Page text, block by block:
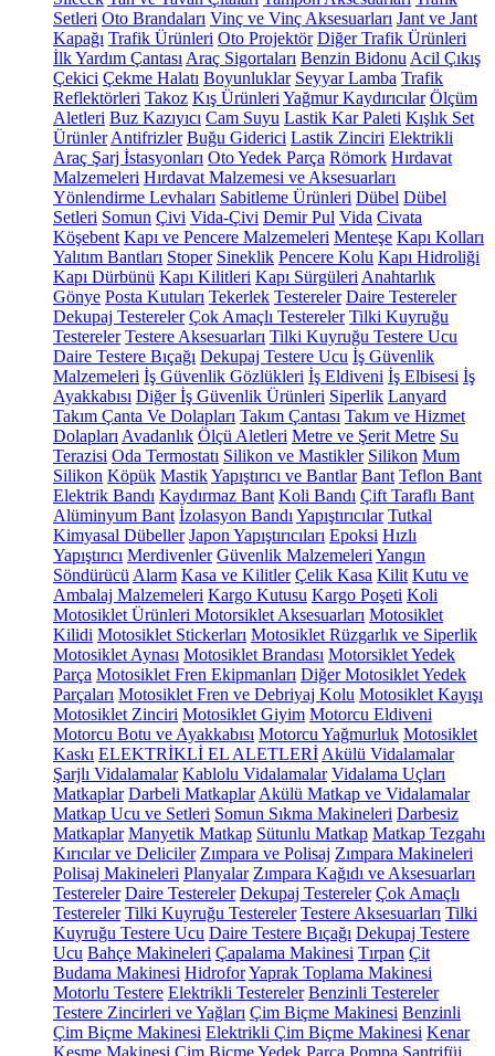
Setleri Oto Brandaları Vinç ve Vinç Aksesuarları Jant ve Jant
Kapağı Trafik Ürünleri Oto Projektör Diğer Trafik Ürünleri
İlk Yardım Çantası Araç Sigortaları Benzin Bidonu Acil Çıkış
Çekici Çekme Halatı Boyunluklar Seyyar Lamba Trafik
Reflektörleri Takoz Kış Ürünleri Yağmur Kaydırıcılar Ölçüm
Aletleri Buz Kazıyıcı Cam Suyu Lastik Kar Paleti Kışlık Set
Ürünler Antifrizler Buğu Giderici Lastik Zinciri Elektrikli
Araç Şarj İstasyonları Oto Yedek Parça Römork Hırdavat
Malzemeleri Hırdavat Malzemesi ve Aksesuarları
Yönlendirme Levhaları Sabitleme Ürünleri Dübel Dübel
Setleri Somun Çivi Vida-Çivi Demir Pul Vida Civata
Köşebent Kapı ve Pencere Malzemeleri Menteşe Kapı Kolları
Yalıtım Bantları Stoper Sineklik Pencere Kolu Kapı Hidroliği
Kapı Dürbünü Kapı Kilitleri Kapı Sürgüleri Anahtarlık
Gönye Posta Kutuları Tekerlek Testereler Daire Testereler
Dekupaj Testereler Çok Amaçlı Testereler Tilki Kuyruğu
Testereler Testere Aksesuarları Tilki Kuyruğu Testere Ucu
Daire Testere Bıçağı Dekupaj Testere Ucu İş Güvenlik
Malzemeleri İş Güvenlik Gözlükleri İş Eldiveni İş Elbisesi İş
Ayakkabısı Diğer İş Güvenlik Ürünleri Siperlik Lanyard
Takım Çanta Ve Dolapları Takım Çantası Takım ve Hizmet
Dolapları Avadanlık Ölçü Aletleri Metre ve Şerit Metre Su
Terazisi Oda Termostatı Silikon ve Mastikler Silikon Mum
Silikon Köpük MastikYapıştırıcı ve Bantlar Bant Teflon Bant
Elektrik Bandı Kaydırmaz Bant Koli Bandı Çift Taraflı Bant
Alüminyum Bant İzolasyon Bandı Yapıştırıcılar Tutkal
Kimyasal Dübeller Japon Yapıştırıcıları Epoksi Hızlı
Yapıştırıcı Merdivenler Güvenlik Malzemeleri Yangın
Söndürücü Alarm Kasa ve Kilitler Çelik Kasa Kilit Kutu ve
Ambalaj Malzemeleri Kargo Kutusu Kargo Poşeti Koli
Motosiklet Ürünleri Motorsiklet Aksesuarları Motosiklet
Kilidi Motosiklet Stickerları Motosiklet Rüzgarlık ve Siperlik
Motosiklet Aynası Motosiklet Brandası Motorsiklet Yedek
Parça Motosiklet Fren Ekipmanları Diğer Motosiklet Yedek
Parçaları Motosiklet Fren ve Debriyaj Kolu Motosiklet Kayışı
Motosiklet Zinciri Motosiklet Giyim Motorcu Eldiveni
Motorcu Botu ve Ayakkabısı Motorcu Yağmurluk Motosiklet
Kaskı ELEKTRİKLİ EL ALETLERİ Akülü Vidalamalar
Şarjlı Vidalamalar Kablolu Vidalamalar Vidalama Uçları
Matkaplar Darbeli Matkaplar Akülü Matkap ve Vidalamalar
Matkap Ucu ve Setleri Somun Sıkma Makineleri Darbesiz
Matkaplar Manyetik Matkap Sütunlu Matkap Matkap Tezgahı
Kırıcılar ve Deliciler Zımpara ve Polisaj Zımpara Makineleri
Polisaj Makineleri Planyalar Zımpara Kağıdı ve Aksesuarları
Testereler Daire Testereler Dekupaj Testereler Çok Amaçlı
Testereler Tilki Kuyruğu Testereler Testere Aksesuarları Tilki
Kuyruğu Testere Ucu Daire Testere Bıçağı Dekupaj Testere
Ucu Bahçe Makineleri Çapalama Makinesi Tırpan Çit
Budama Makinesi HidroforYaprak Toplama Makinesi
Motorlu Testere Elektrikli Testereler Benzinli Testereler
Testere Zincirleri ve Yağları Çim Biçme Makinesi Benzinli
Çim Biçme Makinesi Elektrikli Çim Biçme Makinesi Kenar
Kesme Makinesi Çim Biçme Yedek Parça Pompa Santrifüj